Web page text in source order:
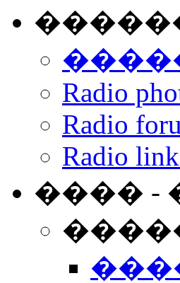
Radio
Radio
Radio
���� -